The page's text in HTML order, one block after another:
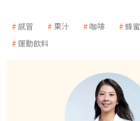
感冒 果汁 咖啡 蜂蜜
運動飲料